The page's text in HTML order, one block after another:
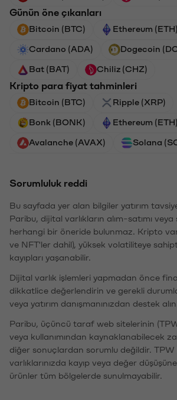
Günün öne çıkanları
Bitcoin (BTC) Ethereum (ETH)
Cardano (ADA) Dogecoin
Bat (BAT) Chiliz (CHZ)
Kripto para fiyat tahminleri
Bitcoin (BTC) Ripple (XRP)
Bonk (BONK) Ethereum (ETH)
Avalanche (AVAX) Solana
Sorumluluk reddi
Bu sayfada yer alan bilgiler yatırım
Paribu, dijital varlıkların alım-satımı
herhangi bir öneride bulunmaz. Kripto
ve NFT'ler dahil), yüksek volatiliteye
kayıpları yaşanabilir.
Dijital varlık işlemleri yapmadan önce
dikkatlice değerlendirin ve gerekli
veya yatırım danışmanınızdan destek alın.
Paribu, üçüncü taraf web sitelerinin
veya kullanımından kaynaklanabilecek
diğer sonuçlardan sorumlu değildir. TPW
varlıklarınızda kayıp veya değer
ürünler tüm bölgelerde sunulmayabilir.